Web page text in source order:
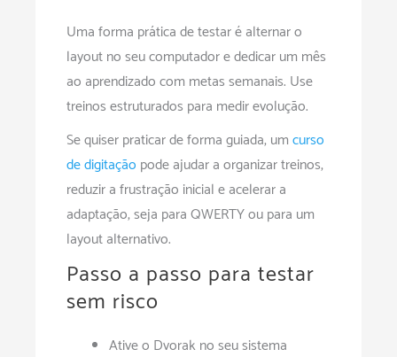
Uma forma prática de testar é alternar o
layout no seu computador e dedicar um mês
ao aprendizado com metas semanais. Use
treinos estruturados para medir evolução.
Se quiser praticar de forma guiada, umcurso
de digitação pode ajudar a organizar treinos,
reduzir a frustração inicial e acelerar a
adaptação, seja para QWERTY ou para um
layout alternativo.
Passo a passo para testar
sem risco
Ative o Dvorak no seu sistema